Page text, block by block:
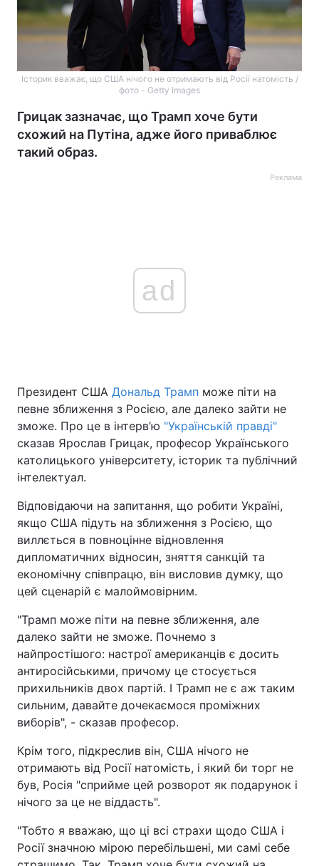
Історик вважає, що США нічого не отримають від Росії натомість /
фото - Getty Images
Грицак зазначає, що Трамп хоче бути
схожий на Путіна, адже його приваблює
такий образ.
Реклама
ad
Президент CША Дональд Трамп може піти на
певне зближення з Росією, але далеко зайти не
зможе. Про це в інтерв’ю "Українській правді"
сказав Ярослав Грицак, професор Українського
католицького університету, історик та публічний
інтелектуал.
Відповідаючи на запитання, що робити Україні,
якщо США підуть на зближення з Росією, що
виллється в повноцінне відновлення
дипломатичних відносин, зняття санкцій та
економічну співпрацю, він висловив думку, що
цей сценарій є малоймовірним.
"Трамп може піти на певне зближення, але
далеко зайти не зможе. Почнемо з
найпростішого: настрої американців є досить
антиросійськими, причому це стосується
прихильників двох партій. І Трамп не є аж таким
сильним, давайте дочекаємося проміжних
виборів", - сказав професор.
Крім того, підкреслив він, США нічого не
отримають від Росії натомість, і який би торг не
був, Росія "сприйме цей розворот як подарунок і
нічого за це не віддасть".
"Тобто я вважаю, що ці всі страхи щодо США і
Росії значною мірою перебільшені, ми самі себе